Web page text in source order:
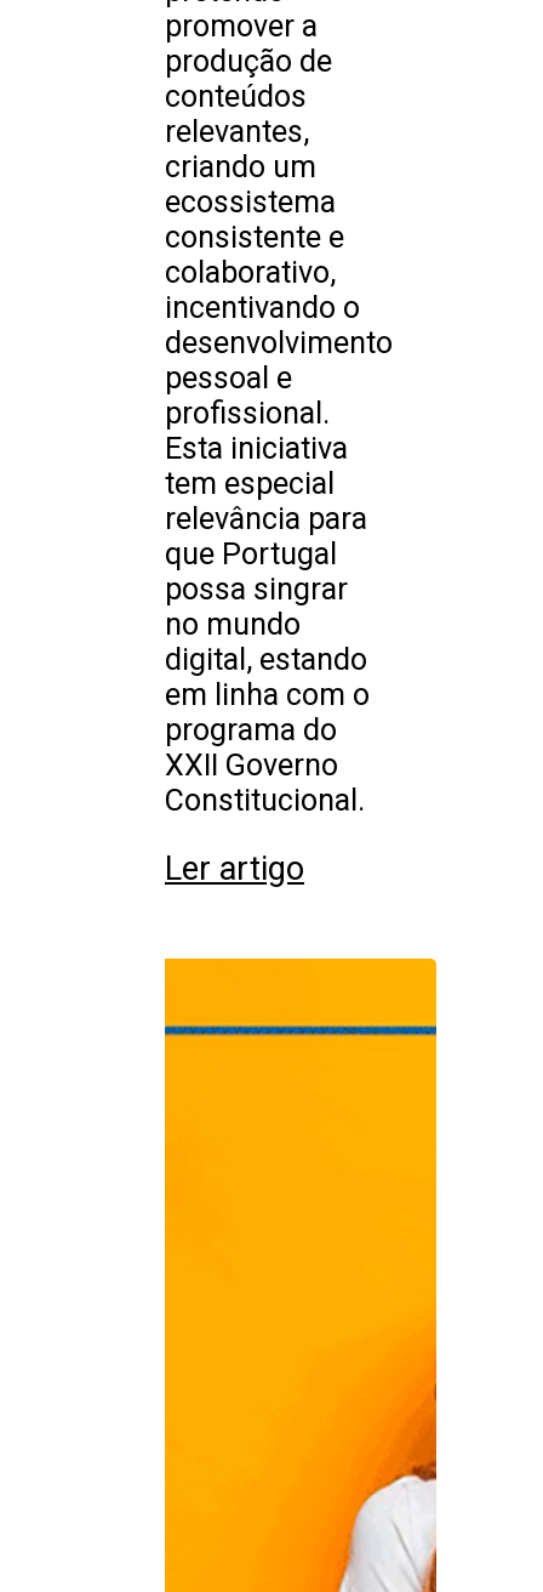
promover a
produção de
conteúdos
relevantes,
criando um
ecossistema
consistente e
colaborativo,
incentivando o
desenvolvimento
pessoal e
profissional.
Esta iniciativa
tem especial
relevância para
que Portugal
possa singrar
no mundo
digital, estando
em linha com o
programa do
XXII Governo
Constitucional.
Ler artigo